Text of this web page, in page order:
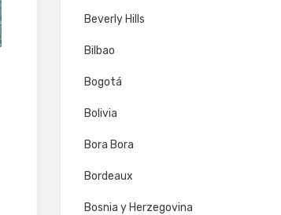
Beverly Hills
Bilbao
Bogotá
Bolivia
Bora Bora
Bordeaux
Bosnia y Herzegovina